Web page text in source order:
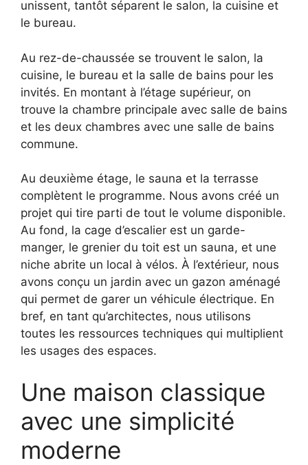
unissent, tantôt séparent le salon, la cuisine et
le bureau.
Au rez-de-chaussée se trouvent le salon, la
cuisine, le bureau et la salle de bains pour les
invités. En montant à l’étage supérieur, on
trouve la chambre principale avec salle de bains
et les deux chambres avec une salle de bains
commune.
Au deuxième étage, le sauna et la terrasse
complètent le programme. Nous avons créé un
projet qui tire parti de tout le volume disponible.
Au fond, la cage d’escalier est un garde-
manger, le grenier du toit est un sauna, et une
niche abrite un local à vélos. À l’extérieur, nous
avons conçu un jardin avec un gazon aménagé
qui permet de garer un véhicule électrique. En
bref, en tant qu’architectes, nous utilisons
toutes les ressources techniques qui multiplient
les usages des espaces.
Une maison classique
avec une simplicité
moderne